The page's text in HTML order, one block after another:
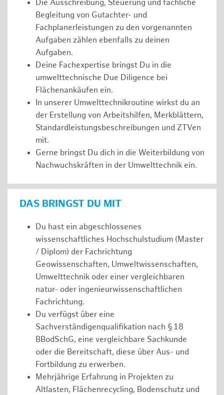
Die Ausschreibung, Steuerung und fachliche
Begleitung von Gutachter- und
Fachplanerleistungen zu den vorgenannten
Aufgaben zählen ebenfalls zu deinen
Aufgaben.
Deine Fachexpertise bringst Du in die
umwelttechnische Due Diligence bei
Flächenankäufen ein.
In unserer Umwelttechnikroutine wirkst du an
der Erstellung von Arbeitshilfen, Merkblättern,
Standardleistungsbeschreibungen und ZTVen
mit.
Gerne bringst Du dich in die Weiterbildung von
Nachwuchskräften in der Umwelttechnik ein.
DAS BRINGST DU MIT
Du hast ein abgeschlossenes
wissenschaftliches Hochschulstudium (Master
/ Diplom) der Fachrichtung
Geowissenschaften, Umweltwissenschaften,
Umwelttechnik oder einer vergleichbaren
natur- oder ingenieurwissenschaftlichen
Fachrichtung.
Du verfügst über eine
Sachverständigenqualifikation nach § 18
BBodSchG, eine vergleichbare Sachkunde
oder die Bereitschaft, diese über Aus- und
Fortbildung zu erwerben.
Mehrjährige Erfahrung in Projekten zu
Altlasten, Flächenrecycling, Bodenschutz und